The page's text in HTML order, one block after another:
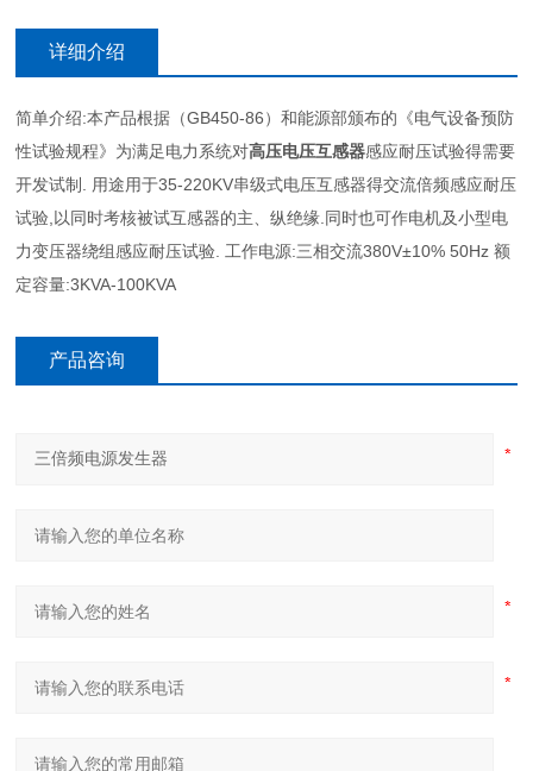
详细介绍
简单介绍:本产品根据（GB450-86）和能源部颁布的《电气设备预防
性试验规程》为满足电力系统对高压电压互感器感应耐压试验得需要
开发试制. 用途用于35-220KV串级式电压互感器得交流倍频感应耐压
试验,以同时考核被试互感器的主、纵绝缘.同时也可作电机及小型电
力变压器绕组感应耐压试验. 工作电源:三相交流380V±10% 50Hz 额
定容量:3KVA-100KVA
产品咨询